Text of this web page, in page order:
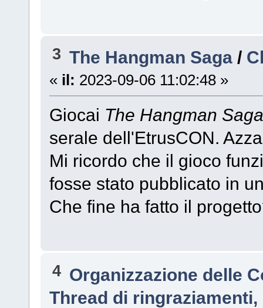
3 The Hangman Saga /
« il: 2023-09-06 11:02:48 »
Giocai The Hangman Saga
serale dell'EtrusCON.
Mi ricordo che il gioco
fosse stato pubblicato in
Che fine ha fatto il
4 Organizzazione delle
Thread di